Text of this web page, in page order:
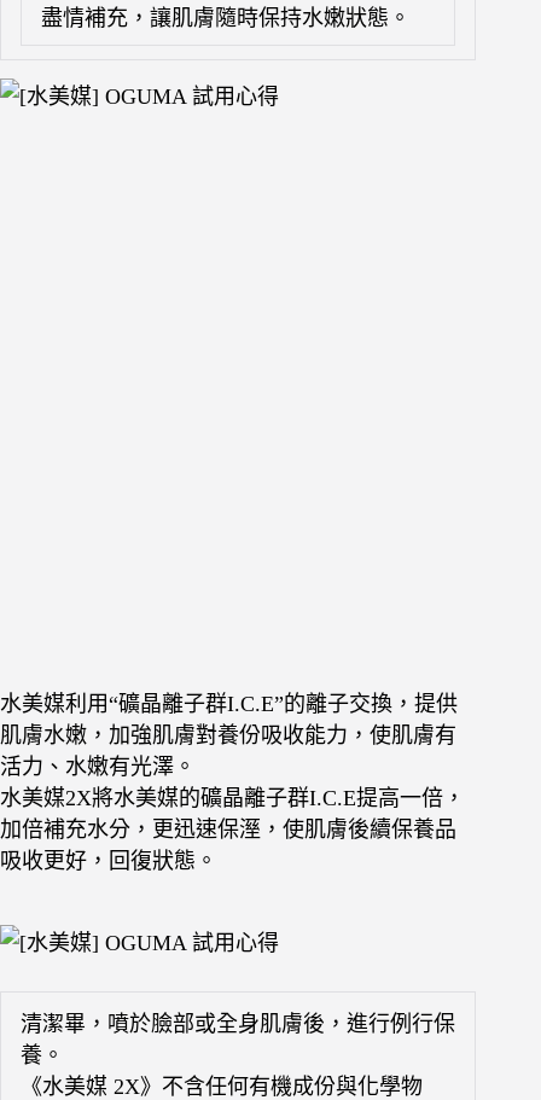
盡情補充，讓肌膚隨時保持水嫩狀態。
水美媒利用“礦晶離子群I.C.E”的離子交換，提供
肌膚水嫩，加強肌膚對養份吸收能力，使肌膚有
活力、水嫩有光澤。
水美媒2X將水美媒的礦晶離子群I.C.E提高一倍，
加倍補充水分，更迅速保溼，使肌膚後續保養品
吸收更好，回復狀態。
清潔畢，噴於臉部或全身肌膚後，進行例行保
養。
《水美媒 2X》不含任何有機成份與化學物